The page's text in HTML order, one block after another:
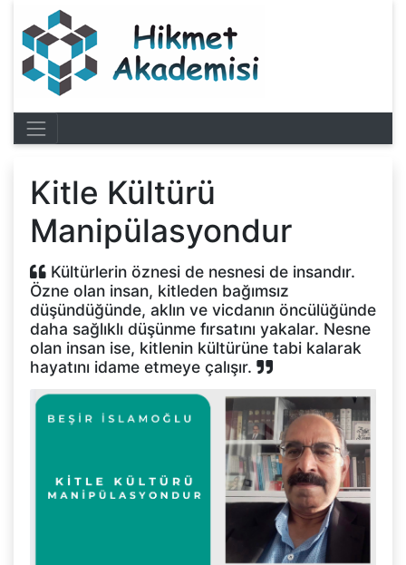
Kitle Kültürü
Manipülasyondur
Kültürlerin öznesi de nesnesi de insandır.
Özne olan insan, kitleden bağımsız
düşündüğünde, aklın ve vicdanın öncülüğünde
daha sağlıklı düşünme fırsatını yakalar. Nesne
olan insan ise, kitlenin kültürüne tabi kalarak
hayatını idame etmeye çalışır.